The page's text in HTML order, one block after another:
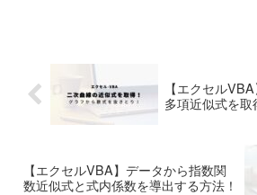
【エクセル
多項近似式を取
【エクセルVBA】データから指数関
数近似式と式内係数を導出する方法！